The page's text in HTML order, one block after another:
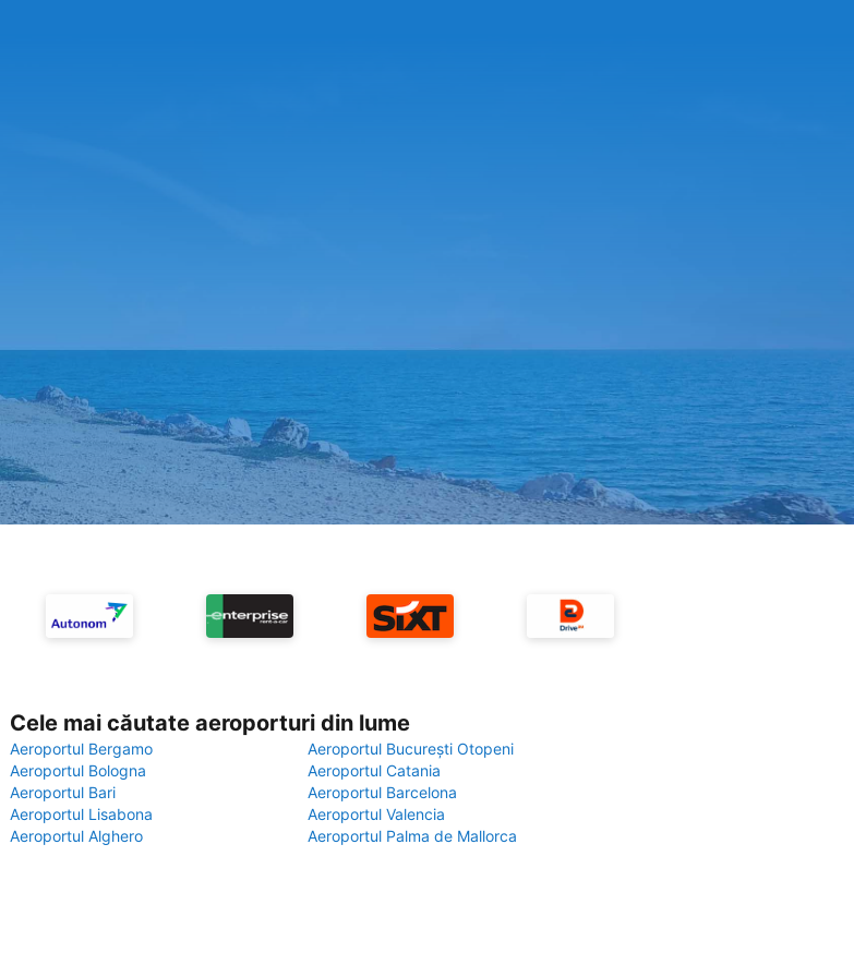
Cele mai căutate aeroporturi din lume
Aeroportul Bergamo
Aeroportul București Otopeni
Aeroportul Bologna
Aeroportul Catania
Aeroportul Bari
Aeroportul Barcelona
Aeroportul Lisabona
Aeroportul Valencia
Aeroportul Alghero
Aeroportul Palma de Mallorca